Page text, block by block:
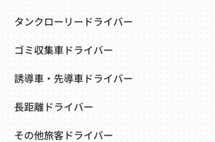
タンクローリードライバー
ゴミ収集車ドライバー
誘導車・先導車ドライバー
長距離ドライバー
その他旅客ドライバー